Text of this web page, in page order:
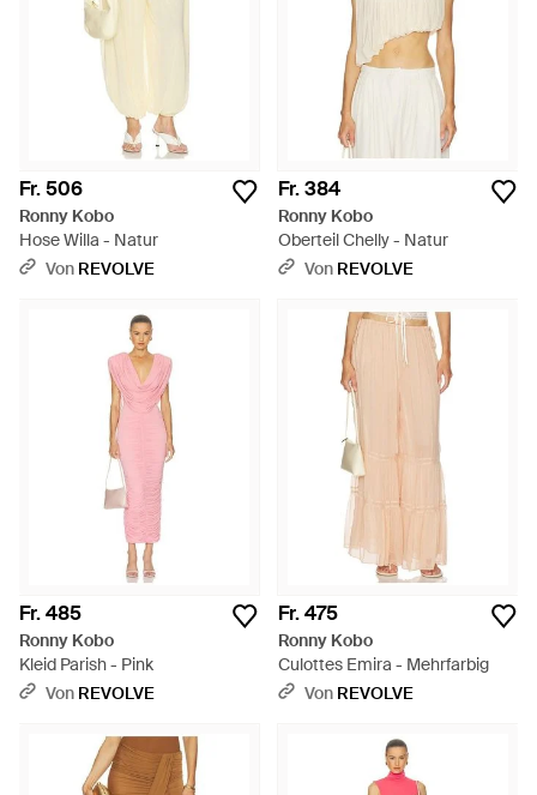
Fr. 506
Ronny Kobo
Hose Willa - Natur
Von REVOLVE
Fr. 384
Ronny Kobo
Oberteil Chelly - Natur
Von REVOLVE
Fr. 485
Ronny Kobo
Kleid Parish - Pink
Von REVOLVE
Fr. 475
Ronny Kobo
Culottes Emira - Mehrfarbig
Von REVOLVE